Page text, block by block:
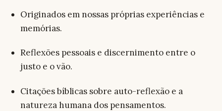
Originados em nossas próprias experiências e
memórias.
Reflexões pessoais e discernimento entre o
justo e o vão.
Citações bíblicas sobre auto-reflexão e a
natureza humana dos pensamentos.